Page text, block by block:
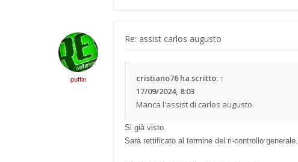
puffin
Re: assist carlos augusto
cristiano76ha scritto: ↑
17/09/2024, 8:03
Manca l'assist di carlos augusto.
Si già visto.
Sarà rettificato al termine del ri-controllo generale.